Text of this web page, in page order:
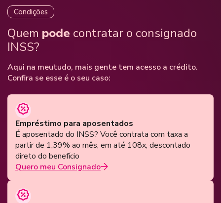
Condições
Quem pode contratar o consignado
INSS?
Aqui na meutudo, mais gente tem acesso a crédito.
Confira se esse é o seu caso:
Empréstimo para aposentados
É aposentado do INSS? Você contrata com taxa a
partir de 1,39% ao mês, em até 108x, descontado
direto do benefício
Quero meu Consignado